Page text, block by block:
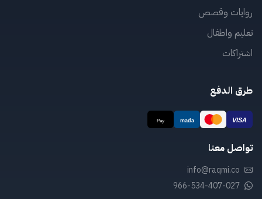
روايات وقصص
تعليم واطفال
اشتراكات
طرق الدفع
تواصل معنا
info@raqmi.co
966-534-407-027